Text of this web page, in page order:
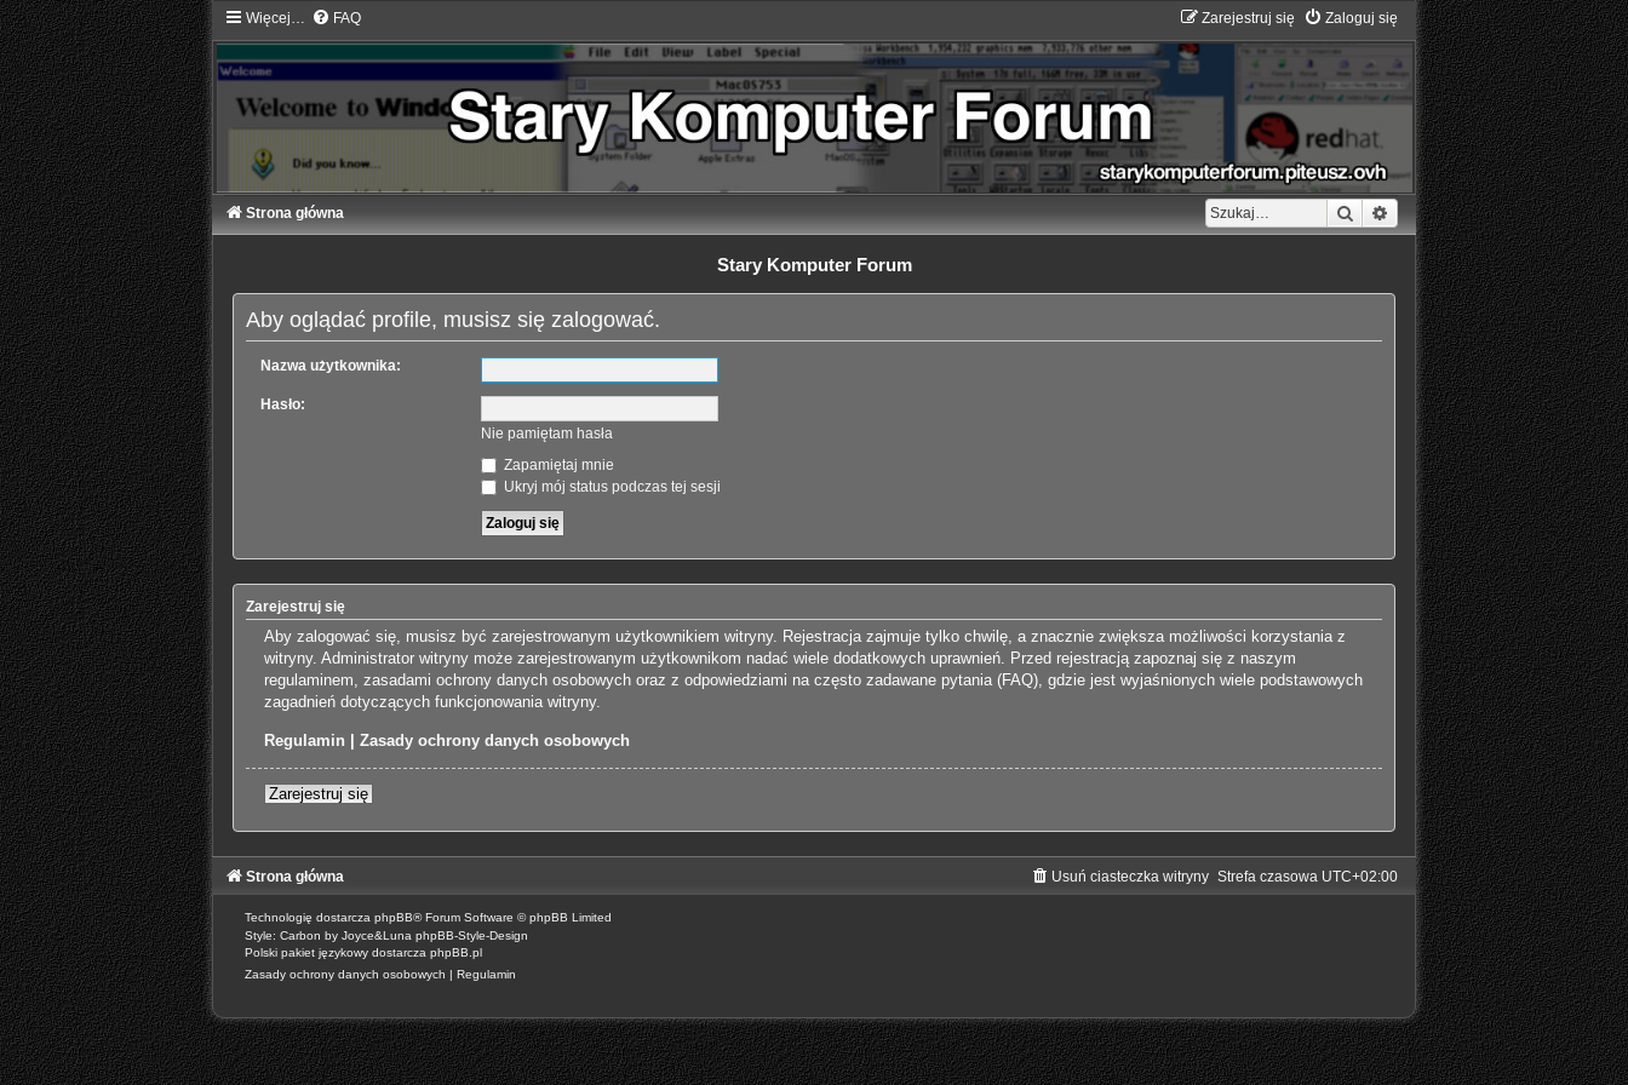
Więcej… FAQ Zaloguj się
Zarejestruj się
Szukaj Wyszukiwanie zaawansowane
Strona główna
Stary Komputer Forum
Aby oglądać profile, musisz się zalogować.
Nazwa użytkownika:
Hasło:
Nie pamiętam hasła
Zapamiętaj mnie
Ukryj mój status podczas tej sesji
Zarejestruj się
Aby zalogować się, musisz być zarejestrowanym użytkownikiem witryny. Rejestracja zajmuje tylko chwilę, a znacznie zwiększa możliwości korzystania z
witryny. Administrator witryny może zarejestrowanym użytkownikom nadać wiele dodatkowych uprawnień. Przed rejestracją zapoznaj się z naszym
regulaminem, zasadami ochrony danych osobowych oraz z odpowiedziami na często zadawane pytania (FAQ), gdzie jest wyjaśnionych wiele podstawowych
zagadnień dotyczących funkcjonowania witryny.
Regulamin | Zasady ochrony danych osobowych
Zarejestruj się
Strona główna Strefa czasowa UTC+02:00
Usuń ciasteczka witryny
Technologię dostarcza phpBB® Forum Software © phpBB Limited
Style: Carbon by Joyce&Luna phpBB-Style-Design
Polski pakiet językowy dostarcza phpBB.pl
Zasady ochrony danych osobowych | Regulamin